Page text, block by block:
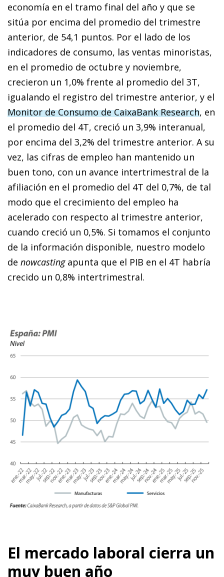
economía en el tramo final del año y que se
sitúa por encima del promedio del trimestre
anterior, de 54,1 puntos. Por el lado de los
indicadores de consumo, las ventas minoristas,
en el promedio de octubre y noviembre,
crecieron un 1,0% frente al promedio del 3T,
igualando el registro del trimestre anterior, y el
Monitor de Consumo de CaixaBank Research, en
el promedio del 4T, creció un 3,9% interanual,
por encima del 3,2% del trimestre anterior. A su
vez, las cifras de empleo han mantenido un
buen tono, con un avance intertrimestral de la
afiliación en el promedio del 4T del 0,7%, de tal
modo que el crecimiento del empleo ha
acelerado con respecto al trimestre anterior,
cuando creció un 0,5%. Si tomamos el conjunto
de la información disponible, nuestro modelo
de nowcastingapunta que el PIB en el 4T habría
crecido un 0,8% intertrimestral.
El mercado laboral cierra un
muy buen año